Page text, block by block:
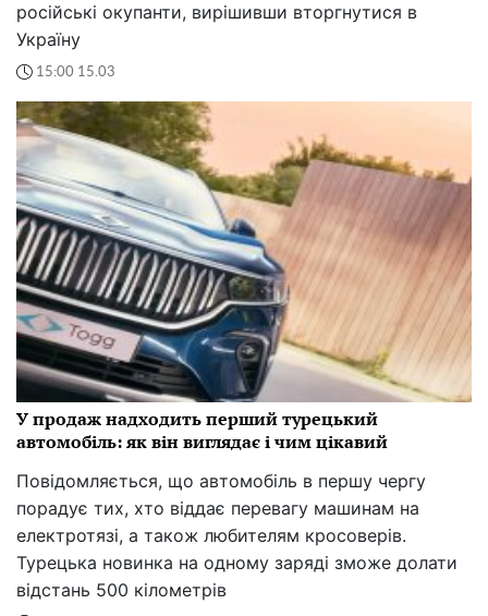
російські окупанти, вирішивши вторгнутися в
Україну
15:00 15.03
У продаж надходить перший турецький
автомобіль: як він виглядає і чим цікавий
Повідомляється, що автомобіль в першу чергу
порадує тих, хто віддає перевагу машинам на
електротязі, а також любителям кросоверів.
Турецька новинка на одному заряді зможе долати
відстань 500 кілометрів